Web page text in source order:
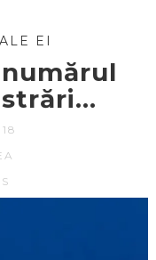
EI